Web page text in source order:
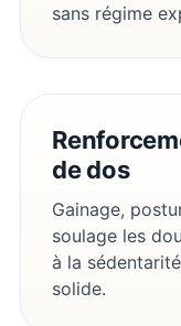
sans régime
de dos
Gainage,
soulage les
à la
solide.